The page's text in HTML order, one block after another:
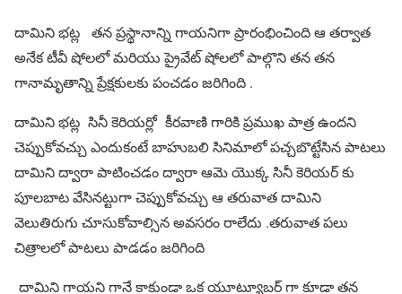
దామిని భట్ల తన ప్రస్థానాన్ని గాయనిగా ప్రారంభించింది ఆ తర్వాత
అనేక టీవీ షోలలో మరియు ప్రైవేట్ షోలలో పాల్గొని తన తన
గానామృతాన్ని ప్రేక్షకులకు పంచడం జరిగింది .
దామిని భట్ల సినీ కెరియర్లో కీరవాణి గారికి ప్రముఖ పాత్ర ఉందని
చెప్పుకోవచ్చు ఎందుకంటే బాహుబలి సినిమాలో పచ్చబొట్టేసిన పాటలు
దామిని ద్వారా పాటించడం ద్వారా ఆమె యొక్క సినీ కెరియర్ కు
పూలబాట వేసినట్టుగా చెప్పుకోవచ్చు ఆ తరువాత దామిని
వెలుతిరుగు చూసుకోవాల్సిన అవసరం రాలేదు .తరువాత పలు
చిత్రాలలో పాటలు పాడడం జరిగింది
దామిని గాయని గానే కాకుండా ఒక యూట్యూబర్ గా కూడా తన